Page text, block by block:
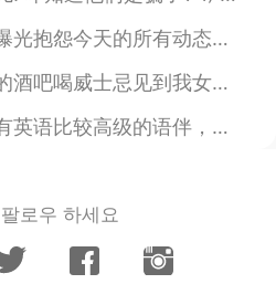
活方式更像一个中国
、音乐等成为日常
方式和 艺术 念逐渐渗
。
家特别骄傲，有这么多进步，发明，从贫穷的国家变成丰富的。你们不要管不懂中国人为啥这么骄傲的外国人。不懂...
才发现他们的选择很丰富，选择困难症又饶了。我问调酒师他的建议是啥(我喜欢酷一点的)，然后旁边的人是说,...
哲学，然后中文的部分我们谈论中国移动的年报。 随便聊天不行，为了提高语言水平需要目标和计划。 我们提前...
로우 하세요